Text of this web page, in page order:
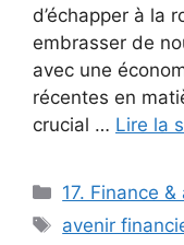
d’échapper à la
embrasser de
avec une
récentes en
crucial … Lire la
Catégories
17. Finance
Étiquettes
avenir